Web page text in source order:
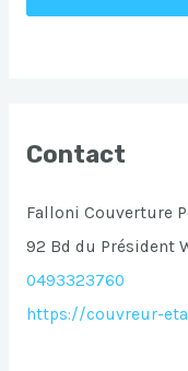
Contact
Falloni Couverture
92 Bd du Président
0493323760
https://couvreur-